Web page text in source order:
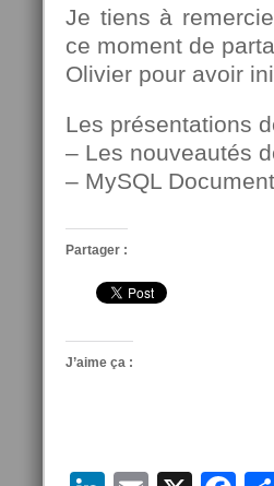
Je tiens à
ce moment de
Olivier pour avoir
Les présentations
– Les nouveautés
– MySQL
Partager :
J’aime ça :